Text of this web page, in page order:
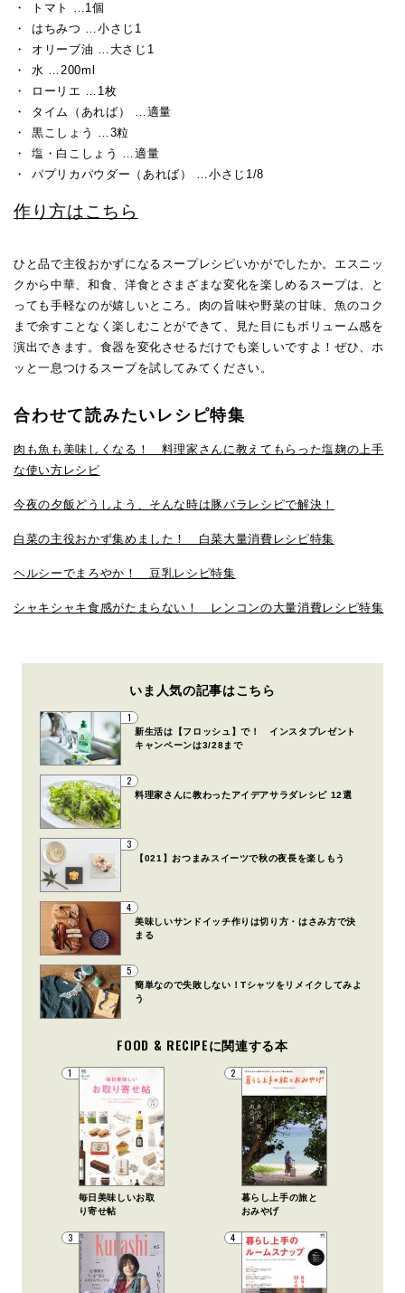
トマト …1個
はちみつ …小さじ1
オリーブ油 …大さじ1
水 …200ml
ローリエ …1枚
タイム（あれば） …適量
黒こしょう …3粒
塩・白こしょう …適量
パプリカパウダー（あれば） …小さじ1/8
作り方はこちら
ひと品で主役おかずになるスープレシピいかがでしたか。エスニッ
クから中華、和食、洋食とさまざまな変化を楽しめるスープは、と
っても手軽なのが嬉しいところ。肉の旨味や野菜の甘味、魚のコク
まで余すことなく楽しむことができて、見た目にもボリューム感を
演出できます。食器を変化させるだけでも楽しいですよ！ぜひ、ホ
ッと一息つけるスープを試してみてください。
合わせて読みたいレシピ特集
肉も魚も美味しくなる！ 料理家さんに教えてもらった塩麹の上手
な使い方レシピ
今夜の夕飯どうしよう、そんな時は豚バラレシピで解決！
白菜の主役おかず集めました！ 白菜大量消費レシピ特集
ヘルシーでまろやか！ 豆乳レシピ特集
シャキシャキ食感がたまらない！ レンコンの大量消費レシピ特集
いま人気の記事はこちら
1
新生活は【フロッシュ】で！ インスタプレゼント
キャンペーンは3/28まで
2
料理家さんに教わったアイデアサラダレシピ 12選
3
【021】おつまみスイーツで秋の夜長を楽しもう
4
美味しいサンドイッチ作りは切り方・はさみ方で決
まる
5
簡単なので失敗しない！Tシャツをリメイクしてみよ
う
FOOD & RECIPEに関連する本
1
毎日美味しいお取
り寄せ帖
2
暮らし上手の旅と
おみやげ
3 4